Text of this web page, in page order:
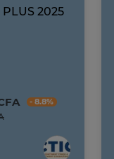
PLUS 2025
- 8.8%